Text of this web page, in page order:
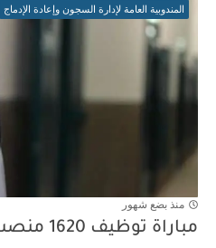
المندوبية العامة لإدارة السجون وإعادة الإدماج
منذ بضع شهور
مباراة